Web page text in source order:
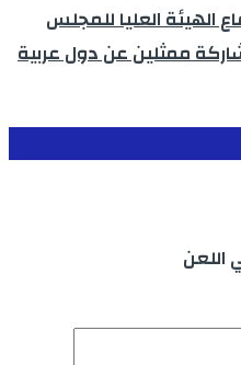
الهيئة العليا للمجلس
ممثلين عن دول عربية
اللعن